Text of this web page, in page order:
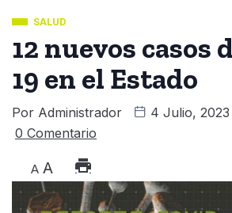
SALUD
12 nuevos casos
19 en el Estado
Por Administrador 4 Julio, 2023
0 Comentario
A A